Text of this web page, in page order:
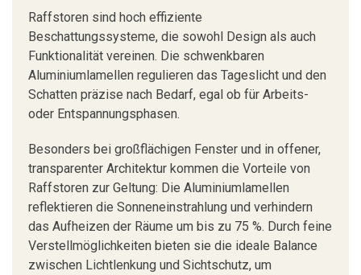
Raffstoren sind hoch effiziente
Beschattungssysteme, die sowohl Design als auch
Funktionalität vereinen. Die schwenkbaren
Aluminiumlamellen regulieren das Tageslicht und den
Schatten präzise nach Bedarf, egal ob für Arbeits-
oder Entspannungsphasen.
Besonders bei großflächigen Fenster und in offener,
transparenter Architektur kommen die Vorteile von
Raffstoren zur Geltung: Die Aluminiumlamellen
reflektieren die Sonneneinstrahlung und verhindern
das Aufheizen der Räume um bis zu 75 %. Durch feine
Verstellmöglichkeiten bieten sie die ideale Balance
zwischen Lichtlenkung und Sichtschutz, um